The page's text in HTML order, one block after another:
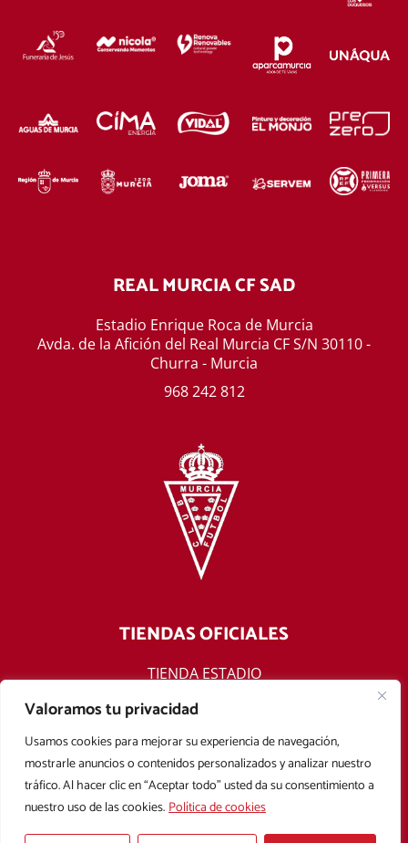
Valoramos tu privacidad
Usamos cookies para mejorar su experiencia de navegación,
mostrarle anuncios o contenidos personalizados y analizar nuestro
tráfico. Al hacer clic en “Aceptar todo” usted da su consentimiento a
nuestro uso de las cookies.Política de cookies
REAL MURCIA CF SAD
Estadio Enrique Roca de Murcia
Avda. de la Afición del Real Murcia CF S/N 30110 -
Churra - Murcia
968 242 812
TIENDAS OFICIALES
TIENDA ESTADIO
TIENDA ONLINE
F
a
c
e
b
o
T
w
i
t
t
e
Y
o
u
t
u
b
I
n
s
t
a
g
Aviso legal Política de privacidad Política de cookies
Condiciones Generales de Contratación